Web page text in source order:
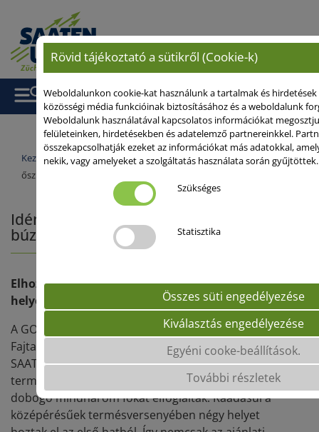
Kezdőlap/ Szakmai anyagok/ Idén is taroltak a SAATEN-UNION
őszi búzái
Idén is taroltak a SAATEN-UNION őszi
búzái
Elhozták az abszolút verseny első három
helyezését. Sőt, többet is elértek.
A GOSZ–VSZT–NAK Őszi Búza Posztregisztrációs
Fajtakísérletek mindkét éréscsoportjában a
SAATEN-UNION őszi búzái adták a legnagyobb
termést 2021-ben is. Abszolút sorrendben pedig a
dobogó mindhárom fokát elfoglalták. Ráadásul a
középérésűek termésversenyében négy helyet
Rövid tájékoztató a sütikről (Cookie-k)
Weboldalunkon cookie-kat használunk a tartalmak és hirdetések
közösségi média funkcióinak biztosításához és a weboldalunk
Weboldalunk használatával kapcsolatos információkat
felületeinken, hirdetésekben és adatelemző partnereinkkel.
összekapcsolhatják ezeket az információkat más adatokkal,
nekik, vagy amelyeket a szolgáltatás használata során gyűjtöttek.
Szükséges
Statisztika
Összes süti engedélyezése
Kiválasztás engedélyezése
Egyéni cooke-beállítások.
További részletek